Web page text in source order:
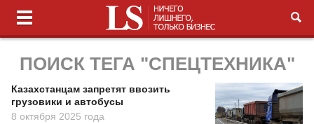
ПОИСК ТЕГА "СПЕЦТЕХНИКА"
Казахстанцам запретят ввозить
грузовики и автобусы
8 октября 2025 года